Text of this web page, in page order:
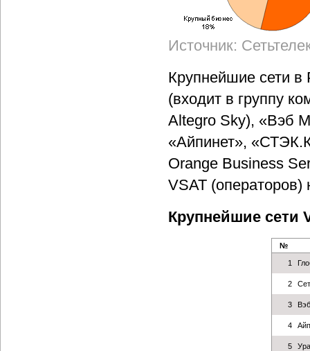
Источник:
Крупнейшие сети в
(входит в группу
Altegro Sky), «Вэб
«Айпинет»,
Orange Business
VSAT (операторов)
Крупнейшие сети
№
1
2
3
4
5